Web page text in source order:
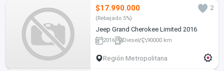
$17.990.000 2
(Rebajado 5%)
Jeep Grand Cherokee Limited 2016
2016 Diesel 90000 km
Región Metropolitana